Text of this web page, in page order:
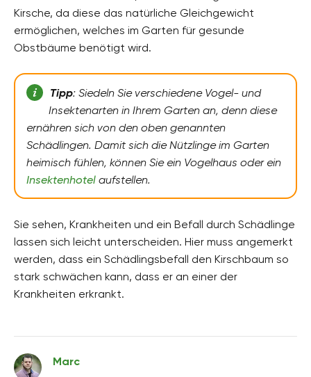
Kirsche, da diese das natürliche Gleichgewicht
ermöglichen, welches im Garten für gesunde
Obstbäume benötigt wird.
Tipp: Siedeln Sie verschiedene Vogel- und
Insektenarten in Ihrem Garten an, denn diese
ernähren sich von den oben genannten
Schädlingen. Damit sich die Nützlinge im Garten
heimisch fühlen, können Sie ein Vogelhaus oder ein
Insektenhotel aufstellen.
Sie sehen, Krankheiten und ein Befall durch Schädlinge
lassen sich leicht unterscheiden. Hier muss angemerkt
werden, dass ein Schädlingsbefall den Kirschbaum so
stark schwächen kann, dass er an einer der
Krankheiten erkrankt.
Marc